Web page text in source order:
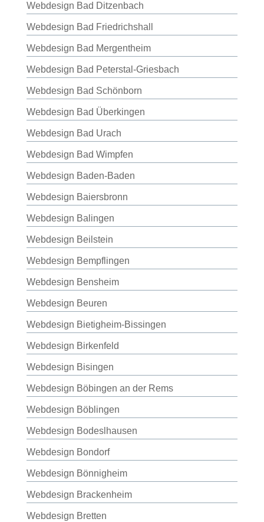
Webdesign Bad Ditzenbach
Webdesign Bad Friedrichshall
Webdesign Bad Mergentheim
Webdesign Bad Peterstal-Griesbach
Webdesign Bad Schönborn
Webdesign Bad Überkingen
Webdesign Bad Urach
Webdesign Bad Wimpfen
Webdesign Baden-Baden
Webdesign Baiersbronn
Webdesign Balingen
Webdesign Beilstein
Webdesign Bempflingen
Webdesign Bensheim
Webdesign Beuren
Webdesign Bietigheim-Bissingen
Webdesign Birkenfeld
Webdesign Bisingen
Webdesign Böbingen an der Rems
Webdesign Böblingen
Webdesign Bodeslhausen
Webdesign Bondorf
Webdesign Bönnigheim
Webdesign Brackenheim
Webdesign Bretten